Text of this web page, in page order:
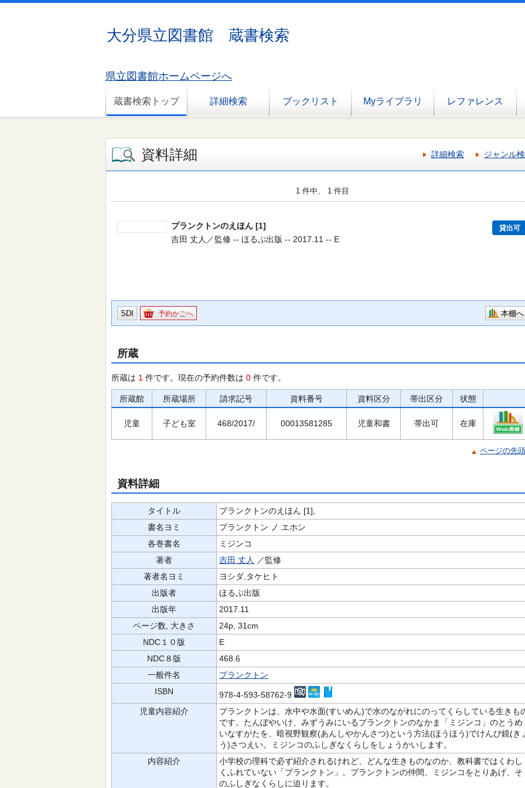
大分県立図書館 蔵書検索
県立図書館ホームページへ
蔵書検索トップ 詳細検索 ブックリスト Myライブラリ レファレンス
資料詳細 詳細検索 ジャンル
1 件中、 1 件目
プランクトンのえほん [1] 貸出可
吉田 丈人／監修 -- ほるぷ出版 -- 2017.11 -- E
SDI 予約かごへ 本棚へ
所蔵
所蔵は 1 件です。現在の予約件数は 0 件です。
所蔵館 所蔵場所 請求記号 資料番号 資料区分 帯出区分 状態
児童 子ども室 468/2017/ 00013581285 児童和書 帯出可 在庫
ページの先
資料詳細
タイトル
プランクトンのえほん [1],
書名ヨミ
プランクトン ノ エホン
各巻書名
ミジンコ
著者
吉田 丈人
／監修
著者名ヨミ
ヨシダ,タケヒト
出版者
ほるぷ出版
出版年
2017.11
ページ数, 大きさ
24p, 31cm
NDC１０版
E
NDC８版
468.6
一般件名
プランクトン
ISBN
978-4-593-58762-9
児童内容紹介
プランクトンは、水中や水面(すいめん)で水のながれにのってくらしている生きも
です。たんぼやいけ、みずうみにいるプランクトンのなかま「ミジンコ」のとうめ
いなすがたを、暗視野観察(あんしやかんさつ)という方法(ほうほう)でけんび鏡(き
う)さつえい。ミジンコのふしぎなくらしをしょうかいします。
内容紹介
小学校の理科で必ず紹介されるけれど、どんな生きものなのか、教科書ではくわし
くふれていない「プランクトン」。プランクトンの仲間、ミジンコをとりあげ、そ
のふしぎなくらしに迫ります。